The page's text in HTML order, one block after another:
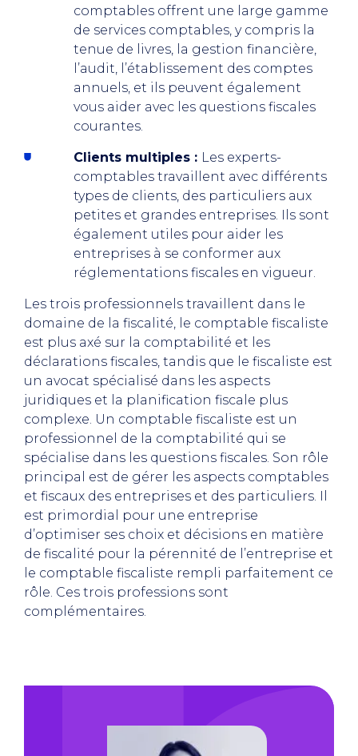
comptables offrent une large gamme
de services comptables, y compris la
tenue de livres, la gestion financière,
l’audit, l’établissement des comptes
annuels, et ils peuvent également
vous aider avec les questions fiscales
courantes.
Clients multiples : Les experts-
comptables travaillent avec différents
types de clients, des particuliers aux
petites et grandes entreprises. Ils sont
également utiles pour aider les
entreprises à se conformer aux
réglementations fiscales en vigueur.
Les trois professionnels travaillent dans le
domaine de la fiscalité, le comptable fiscaliste
est plus axé sur la comptabilité et les
déclarations fiscales, tandis que le fiscaliste est
un avocat spécialisé dans les aspects
juridiques et la planification fiscale plus
complexe. Un comptable fiscaliste est un
professionnel de la comptabilité qui se
spécialise dans les questions fiscales. Son rôle
principal est de gérer les aspects comptables
et fiscaux des entreprises et des particuliers. Il
est primordial pour une entreprise
d’optimiser ses choix et décisions en matière
de fiscalité pour la pérennité de l’entreprise et
le comptable fiscaliste rempli parfaitement ce
rôle. Ces trois professions sont
complémentaires.